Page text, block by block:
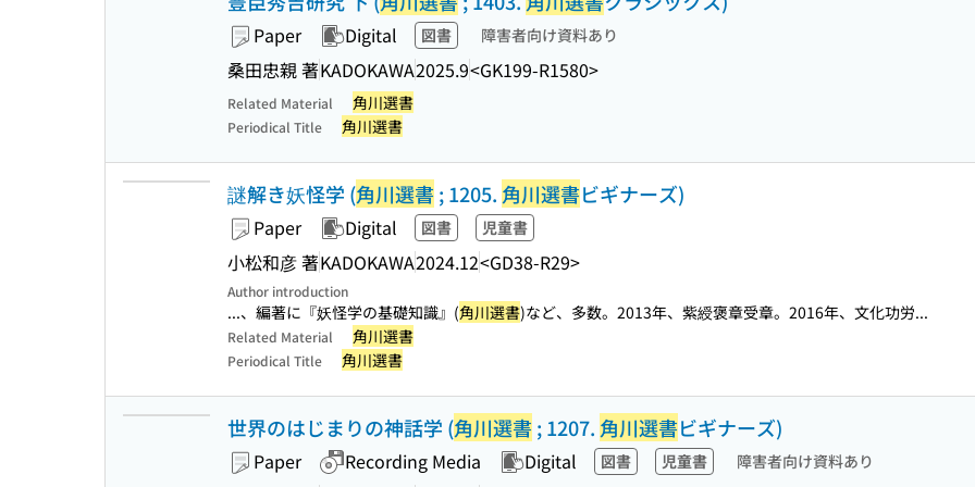
Paper Digital 図書 障害者向け資料あり
桑田忠親 著KADOKAWA2025.9<GK199-R1580>
Related Material 角川選書
Periodical Title 角川選書
謎解き妖怪学 (角川選書 ; 1205. 角川選書ビギナーズ)
Paper Digital 図書 児童書
小松和彦 著KADOKAWA2024.12<GD38-R29>
Author introduction
...、編著に『妖怪学の基礎知識』(角川選書)など、多数。2013年、紫綬褒章受章。2016年、文化功労...
Related Material 角川選書
Periodical Title 角川選書
世界のはじまりの神話学 (角川選書 ; 1207. 角川選書ビギナーズ)
Paper Recording Media Digital 図書 児童書 障害者向け資料あり